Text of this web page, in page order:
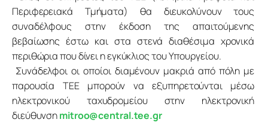
Περιφερειακά Τμήματα) θα διευκολύνουν τους
συναδέλφους στην έκδοση της απαιτούμενης
βεβαίωσης έστω και στα στενά διαθέσιμα χρονικά
περιθώρια που δίνει η εγκύκλιος του Υπουργείου.
παρουσία ΤΕΕ μπορούν να εξυπηρετούνται μέσω
ηλεκτρονικού ταχυδρομείου στην ηλεκτρονική
διεύθυνση mitroo@central.tee.gr